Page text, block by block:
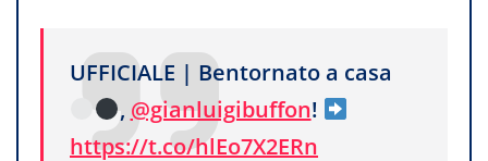
UFFICIALE | Bentornato a casa
, @gianluigibuffon!
https://t.co/hlEo7X2ERn